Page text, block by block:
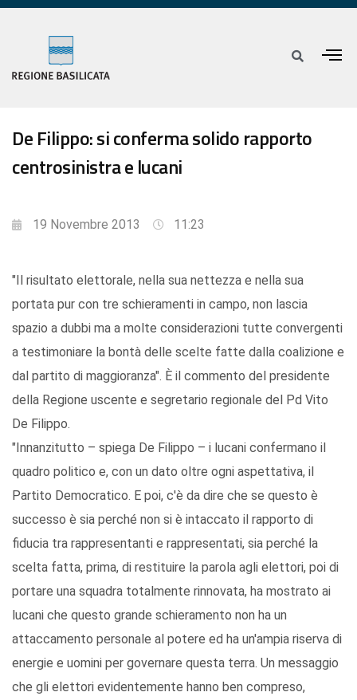
De Filippo: si conferma solido rapporto
centrosinistra e lucani
19 Novembre 2013 11:23
"Il risultato elettorale, nella sua nettezza e nella sua
portata pur con tre schieramenti in campo, non lascia
spazio a dubbi ma a molte considerazioni tutte convergenti
a testimoniare la bontà delle scelte fatte dalla coalizione e
dal partito di maggioranza". È il commento del presidente
della Regione uscente e segretario regionale del Pd Vito
De Filippo.
"Innanzitutto – spiega De Filippo – i lucani confermano il
quadro politico e, con un dato oltre ogni aspettativa, il
Partito Democratico. E poi, c'è da dire che se questo è
successo è sia perché non si è intaccato il rapporto di
fiducia tra rappresentanti e rappresentati, sia perché la
scelta fatta, prima, di restituire la parola agli elettori, poi di
portare una squadra totalmente rinnovata, ha mostrato ai
lucani che questo grande schieramento non ha un
attaccamento personale al potere ed ha un'ampia riserva di
energie e uomini per governare questa terra. Un messaggio
che gli elettori evidentemente hanno ben compreso,